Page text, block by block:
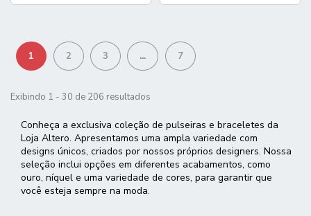
1 2 3 ... 7
Exibindo 1 - 30 de 206 resultados
Conheça a exclusiva coleção de pulseiras e braceletes da
Loja Altero. Apresentamos uma ampla variedade com
designs únicos, criados por nossos próprios designers. Nossa
seleção inclui opções em diferentes acabamentos, como
ouro, níquel e uma variedade de cores, para garantir que
você esteja sempre na moda.